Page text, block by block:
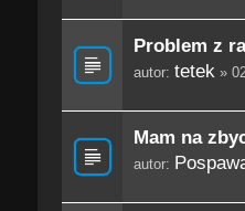
Problem z
autor: tetek»
Mam na
autor: